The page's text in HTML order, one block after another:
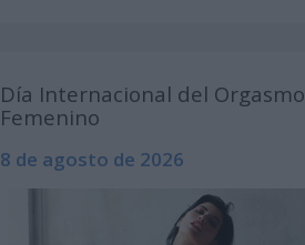
Día Internacional del Orgasmo
Femenino
8 de agosto de 2026